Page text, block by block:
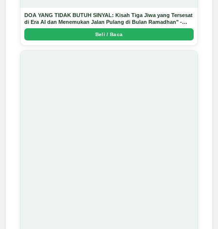
DOA YANG TIDAK BUTUH SINYAL: Kisah Tiga Jiwa yang Tersesat
di Era AI dan Menemukan Jalan Pulang di Bulan Ramadhan" -
Arda Dinata
Beli / Baca